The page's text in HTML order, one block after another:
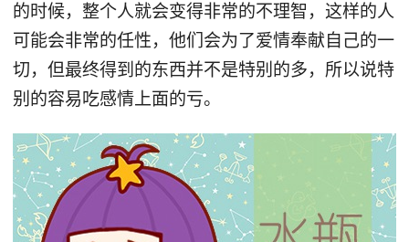
的时候，整个人就会变得非常的不理智，这样的人
可能会非常的任性，他们会为了爱情奉献自己的一
切，但最终得到的东西并不是特别的多，所以说特
别的容易吃感情上面的亏。